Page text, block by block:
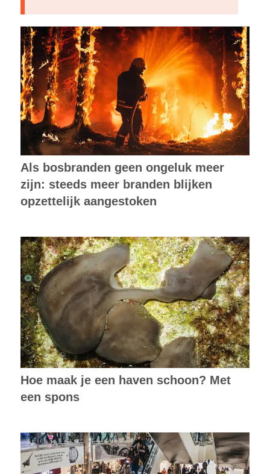
Als bosbranden geen ongeluk meer
zijn: steeds meer branden blijken
opzettelijk aangestoken
Hoe maak je een haven schoon? Met
een spons